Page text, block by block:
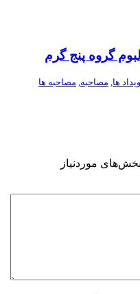
گروه پنج گرم
ها, مصاحبه, مصاحبه ها
بخش‌های موردنیاز